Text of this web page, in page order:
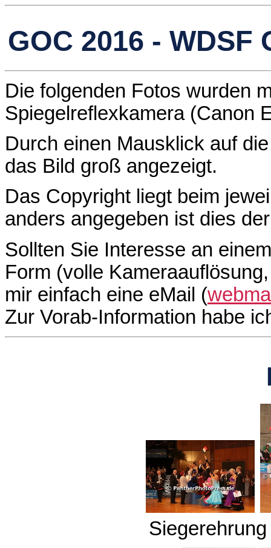
GOC 2016 -
Die folgenden Fotos wurden
Spiegelreflexkamera (Canon
Durch einen Mausklick auf
das Bild groß angezeigt.
Das Copyright liegt beim
anders angegeben ist dies
Sollten Sie Interesse an
Form (volle
mir einfach eine eMail (
Zur Vorab-Information habe